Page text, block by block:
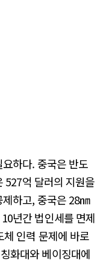
하다. 중국은 반도
527억 달러의 지원을
하고, 중국은 28㎚
년간 법인세를 면제
체 인력 문제에 바로
화대와 베이징대에